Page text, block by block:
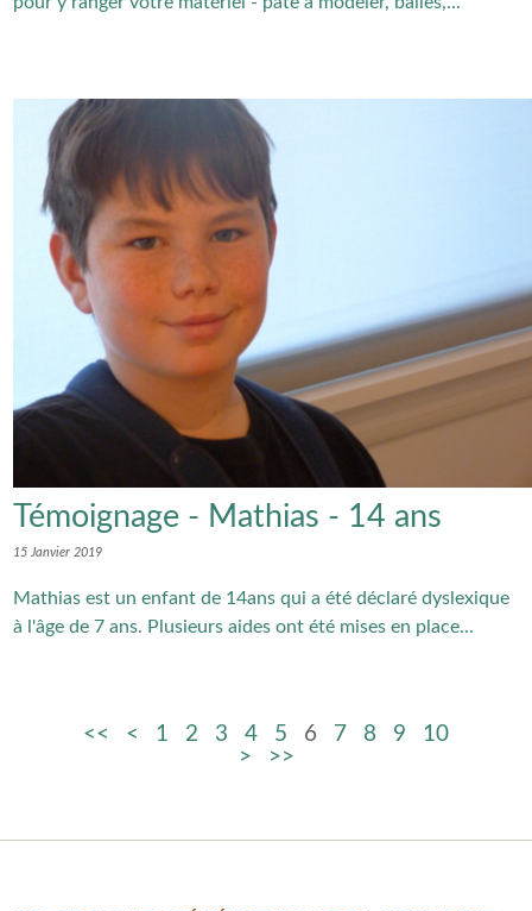
Témoignage - Mathias - 14 ans
15 Janvier 2019
Mathias est un enfant de 14ans qui a été déclaré dyslexique
à l'âge de 7 ans. Plusieurs aides ont été mises en place...
1 2 3 4 5 6 7 8 9 10